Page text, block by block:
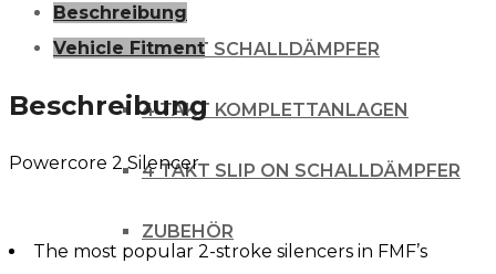
2-TAKT SCHALLDÄMPFER
4 TAKT KOMPLETTANLAGEN
4 TAKT SLIP ON SCHALLDÄMPFER
ZUBEHÖR
SCHALLDÄMPFER
KTM
200
Beschreibung
Vehicle Fitment
Beschreibung
Powercore 2 Silencer
The most popular 2-stroke silencers in FMF’s